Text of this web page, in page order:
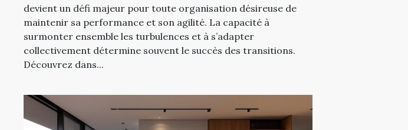
devient un défi majeur pour toute organisation désireuse de
maintenir sa performance et son agilité. La capacité à
surmonter ensemble les turbulences et à s’adapter
collectivement détermine souvent le succès des transitions.
Découvrez dans...